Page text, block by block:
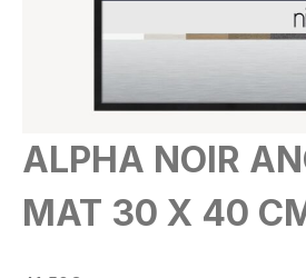
ALPHA NOIR
MAT 30 X 40